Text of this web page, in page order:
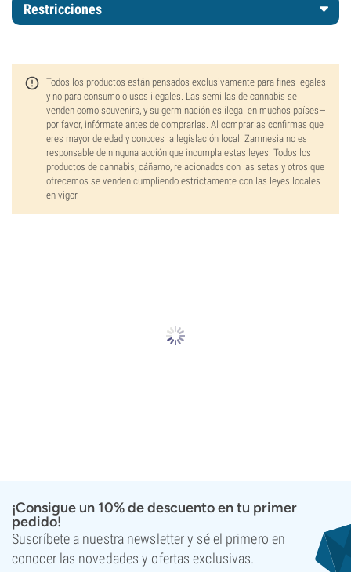
Restricciones
Todos los productos están pensados exclusivamente para fines legales
y no para consumo o usos ilegales. Las semillas de cannabis se
venden como souvenirs, y su germinación es ilegal en muchos países—
por favor, infórmate antes de comprarlas. Al comprarlas confirmas que
eres mayor de edad y conoces la legislación local. Zamnesia no es
responsable de ninguna acción que incumpla estas leyes. Todos los
productos de cannabis, cáñamo, relacionados con las setas y otros que
ofrecemos se venden cumpliendo estrictamente con las leyes locales
en vigor.
¡Consigue un 10% de descuento en tu primer
pedido!
Suscríbete a nuestra newsletter y sé el primero en
conocer las novedades y ofertas exclusivas.